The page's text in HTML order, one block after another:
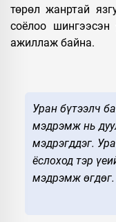
төрөл жанртай
соёлоо шингээсэн
ажиллаж байна.
Уран бүтээлч
мэдрэмж нь
мэдрэгддэг.
ёслоход тэр
мэдрэмж өгдөг.